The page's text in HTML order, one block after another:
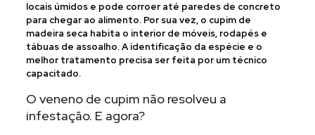
locais úmidos e pode corroer até paredes de concreto
para chegar ao alimento. Por sua vez, o cupim de
madeira seca habita o interior de móveis, rodapés e
tábuas de assoalho. A identificação da espécie e o
melhor tratamento precisa ser feita por um técnico
capacitado.
O veneno de cupim não resolveu a
infestação. E agora?